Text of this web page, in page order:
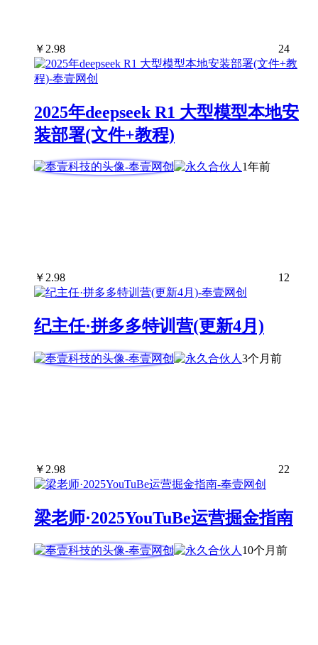
￥ 2.98 24
2025年deepseek R1 大型模型本地安
装部署(文件+教程)
1年前
￥2.98 12
纪主任·拼多多特训营(更新4月)
3个月前
￥ 2.98 22
梁老师·2025YouTuBe运营掘金指南
10个月前